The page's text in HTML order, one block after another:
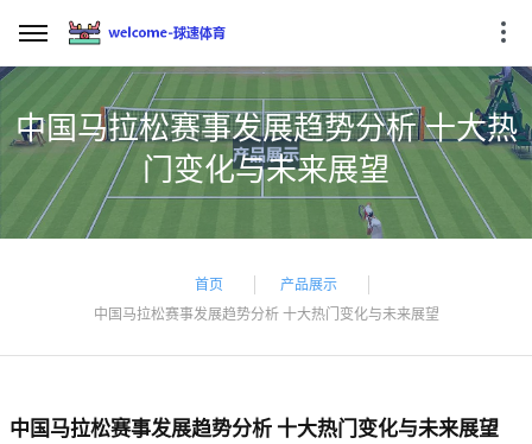
中国马拉松赛事发展趋势分析 十大热
门变化与未来展望
首页
产品展示
中国马拉松赛事发展趋势分析 十大热门变化与未来展望
中国马拉松赛事发展趋势分析 十大热门变化与未来展望